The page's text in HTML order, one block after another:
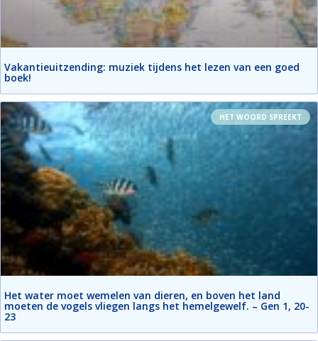
Vakantieuitzending: muziek tijdens het lezen van een goed
boek!
HET WOORD SPREEKT
Het water moet wemelen van dieren, en boven het land
moeten de vogels vliegen langs het hemelgewelf. – Gen 1, 20-
23